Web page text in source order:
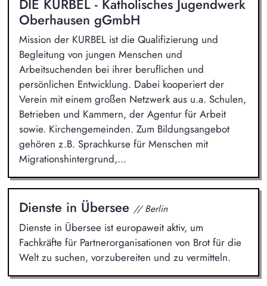
DIE KURBEL - Katholisches Jugendwerk
Oberhausen gGmbH
Mission der KURBEL ist die Qualifizierung und
Begleitung von jungen Menschen und
Arbeitsuchenden bei ihrer beruflichen und
persönlichen Entwicklung. Dabei kooperiert der
Verein mit einem großen Netzwerk aus u.a. Schulen,
Betrieben und Kammern, der Agentur für Arbeit
sowie. Kirchengemeinden. Zum Bildungsangebot
gehören z.B. Sprachkurse für Menschen mit
Migrationshintergrund,...
Dienste in Übersee // Berlin
Dienste in Übersee ist europaweit aktiv, um
Fachkräfte für Partnerorganisationen von Brot für die
Welt zu suchen, vorzubereiten und zu vermitteln.